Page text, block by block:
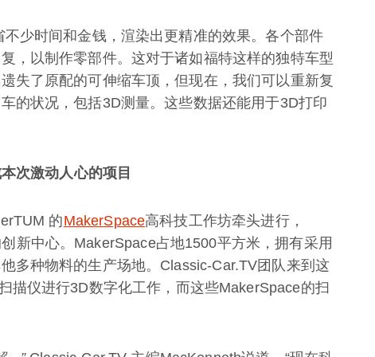
少时间和金钱，渲染出更精准的效果。各个部件
，以制作零部件。这对于诸如福特这样的独特车型
失了原配的可伸缩车顶，但现在，我们可以重新复
的状况，包括3D测量。这些数据还能用于3D打印
次激动人心的项目
的MakerSpace高科技工作坊牵头进行，
新中心。MakerSpace占地1500平方米，拥有采用
多种物料的生产场地。Classic-Car.TV团队来到这
描仪进行3D数字化工作，而这些MakerSpace的扫